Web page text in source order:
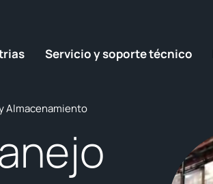
Servicio y soporte técnico
Almacenamiento